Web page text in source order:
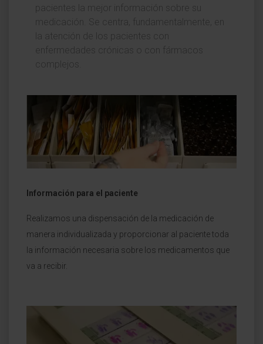
pacientes la mejor información sobre su
medicación. Se centra, fundamentalmente, en
la atención de los pacientes con
enfermedades crónicas o con fármacos
complejos.
Información para el paciente
Realizamos una dispensación de la medicación de
manera individualizada y proporcionar al paciente toda
la información necesaria sobre los medicamentos que
va a recibir.